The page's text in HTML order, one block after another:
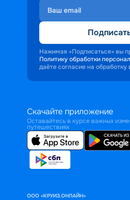
Нажимая «Подписаться» вы
Политику обработки
даёте согласие на
Скачайте приложение
Оставайтесь в курсе важных
путешествиях
ООО «КРУИЗ.ОНЛАЙН»